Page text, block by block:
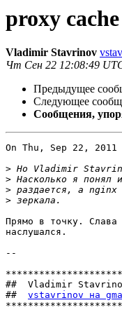
proxy
Vladimir Stavrinov
Чт Сен 22 12:08:49
Предыдущее
Следующее
Сообщения,
On Thu, Sep 22,
>
>
>
>
Прямо в точку.
наслушался.
--
##  Vladimir
## vstavrinov на